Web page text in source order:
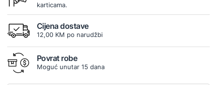
karticama.
Cijena dostave
12,00 KM po narudžbi
Povrat robe
Moguć unutar 15 dana